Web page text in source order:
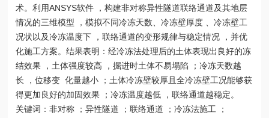
术。利用ANSYS软件 ，构建非对称异性隧道联络通道及其地层
情况的三维模型 ，模拟不同冷冻天数、冷冻壁厚度 、冷冻壁工
况状以及冷冻温度下 ，联络通道的变形规律与稳定情况 ，并优
化施工方案。结果表明：经冷冻法处理后的土体表现出良好的冻
结效果 ，土体强度较高 ，掘进时土体不易塌陷 ；冷冻天数越
长 ，位移变 化量越小 ；土体冷冻壁较厚且全冷冻壁工况能够获
得更加良好的加固效果 ；冷冻温度越低 ，联络通道越稳定。
关键词：非对称 ；异性隧道 ；联络通道 ；冷冻法施工 ；